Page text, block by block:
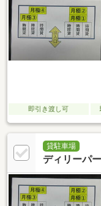
即引き渡し可
貸駐車場
ディリーパ